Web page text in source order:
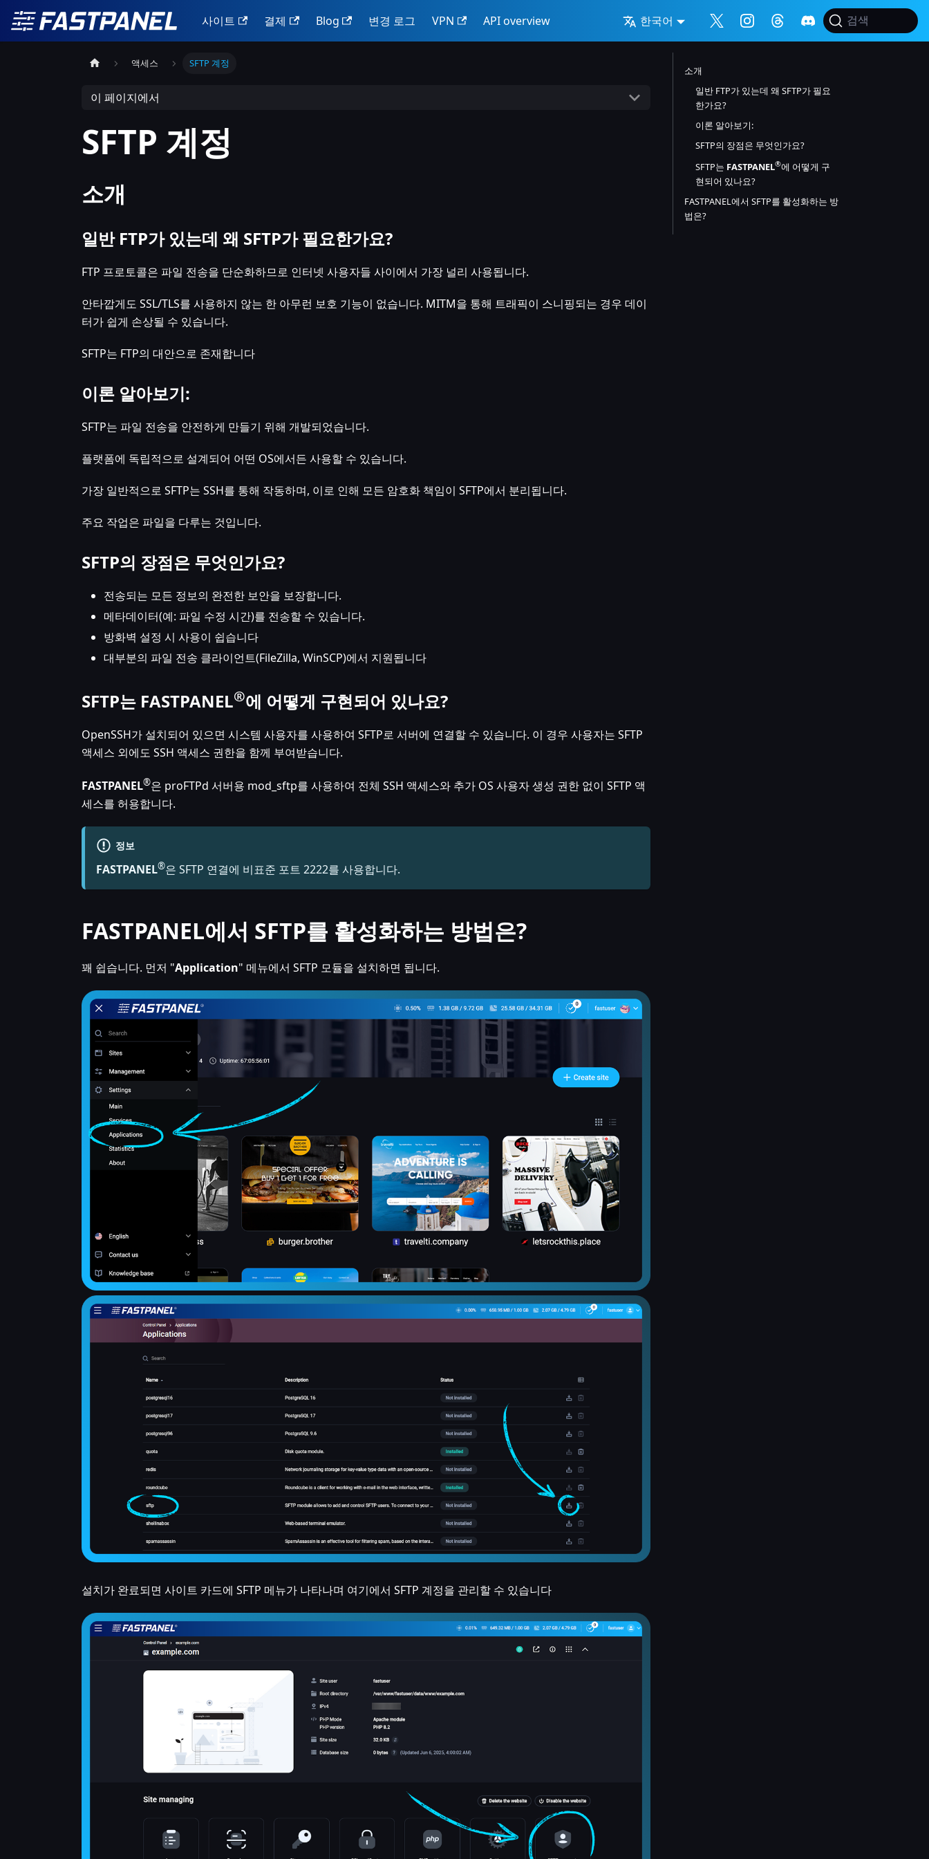
사이트 결제 Blog 변경 로그 VPN API overview 한국어 검색
액세스 SFTP 계정
이 페이지에서
SFTP 계정
소개
일반 FTP가 있는데 왜 SFTP가 필요한가요?
FTP 프로토콜은 파일 전송을 단순화하므로 인터넷 사용자들 사이에서 가장 널리 사용됩니다.
안타깝게도 SSL/TLS를 사용하지 않는 한 아무런 보호 기능이 없습니다. MITM을 통해 트래픽이 스니핑되는 경우 데이
터가 쉽게 손상될 수 있습니다.
SFTP는 FTP의 대안으로 존재합니다
이론 알아보기:
SFTP는 파일 전송을 안전하게 만들기 위해 개발되었습니다.
플랫폼에 독립적으로 설계되어 어떤 OS에서든 사용할 수 있습니다.
가장 일반적으로 SFTP는 SSH를 통해 작동하며, 이로 인해 모든 암호화 책임이 SFTP에서 분리됩니다.
주요 작업은 파일을 다루는 것입니다.
SFTP의 장점은 무엇인가요?
전송되는 모든 정보의 완전한 보안을 보장합니다.
메타데이터(예: 파일 수정 시간)를 전송할 수 있습니다.
방화벽 설정 시 사용이 쉽습니다
대부분의 파일 전송 클라이언트(FileZilla, WinSCP)에서 지원됩니다
SFTP는 FASTPANEL®에 어떻게 구현되어 있나요?
OpenSSH가 설치되어 있으면 시스템 사용자를 사용하여 SFTP로 서버에 연결할 수 있습니다. 이 경우 사용자는 SFTP
액세스 외에도 SSH 액세스 권한을 함께 부여받습니다.
FASTPANEL®은 proFTPd 서버용 mod_sftp를 사용하여 전체 SSH 액세스와 추가 OS 사용자 생성 권한 없이 SFTP 액
세스를 허용합니다.
정보
FASTPANEL®은 SFTP 연결에 비표준 포트 2222를 사용합니다.
FASTPANEL에서 SFTP를 활성화하는 방법은?
꽤 쉽습니다. 먼저 "Application" 메뉴에서 SFTP 모듈을 설치하면 됩니다.
설치가 완료되면 사이트 카드에 SFTP 메뉴가 나타나며 여기에서 SFTP 계정을 관리할 수 있습니다
소개
일반 FTP가 있는데 왜 SFTP가 필요
한가요?
이론 알아보기:
SFTP의 장점은 무엇인가요?
SFTP는 FASTPANEL®에 어떻게 구
현되어 있나요?
FASTPANEL에서 SFTP를 활성화하는 방
법은?